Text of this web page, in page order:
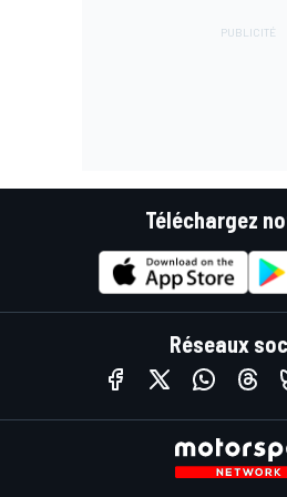
Téléchargez
Réseaux